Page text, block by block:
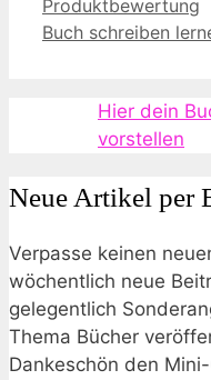
Produktbewertung
Buch schreiben
Hier dein
vorstellen
Neue Artikel per
Verpasse keinen
wöchentlich neue
gelegentlich
Thema Bücher
Dankeschön den